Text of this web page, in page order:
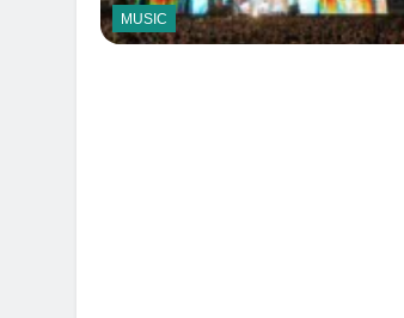
MUSIC